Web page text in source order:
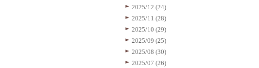
2025/12 (24)
2025/11 (28)
2025/10 (29)
2025/09 (25)
2025/08 (30)
2025/07 (26)